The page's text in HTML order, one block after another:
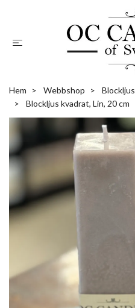
Hem Webbshop
Blockljus
Blockljus kvadrat, Lin, 20 cm